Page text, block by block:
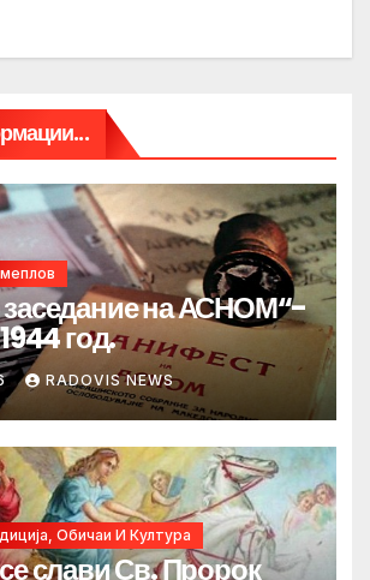
на АСНОМ“-
год.
RADOVIS NEWS
Обичаи И Култура
слави Св. Пророк